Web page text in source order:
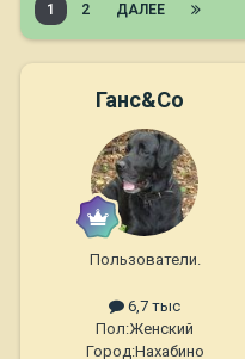
1 2 ДАЛЕЕ
Ганс&Co
Пользователи.
6,7 тыс
Пол:Женский
Город:Нахабино